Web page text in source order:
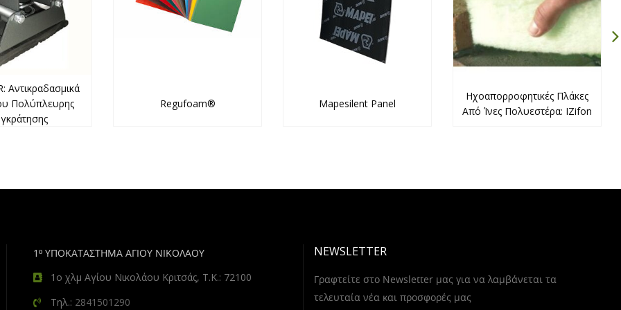
Αντικραδασμικά
Πολύπλευρης
Regufoam® Mapesilent Panel
Hχοαπορροφητικές Πλάκες
Από Ίνες Πολυεστέρα: IZifon
1º ΥΠΟΚΑΤΑΣΤΗΜΑ ΑΓΙΟΥ ΝΙΚΟΛΑΟΥ
1ο χλμ Αγίου Νικολάου Κριτσάς, Τ.Κ.: 72100
Τηλ.: 2841501290
NEWSLETTER
Γραφτείτε στο Newsletter μας για να λαμβάνεται τα
τελευταία νέα και προσφορές μας